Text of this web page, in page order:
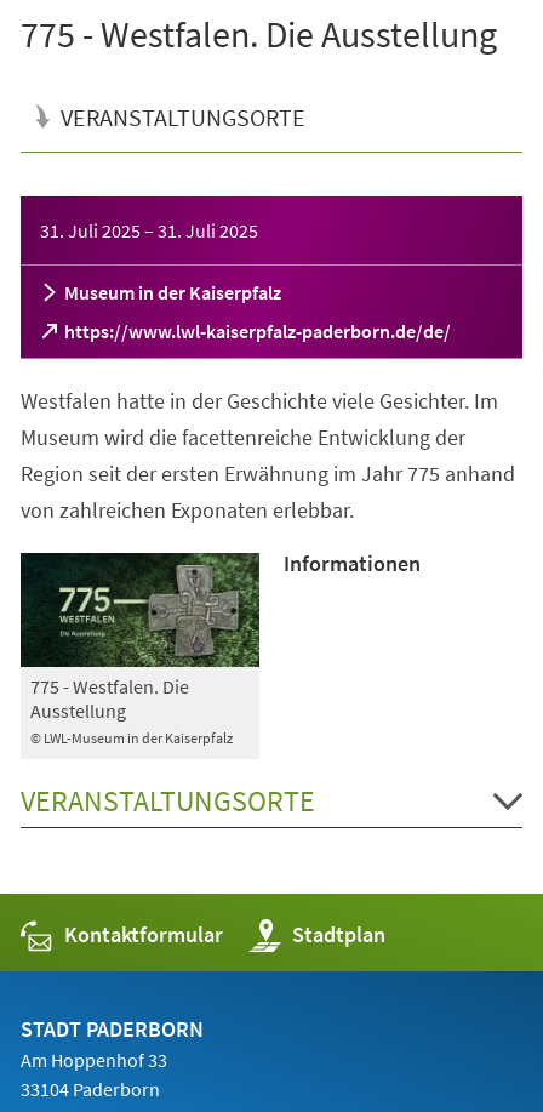
775 - Westfalen. Die Ausstellung
VERANSTALTUNGSORTE
31. Juli 2025– 31. Juli 2025
Museum in der Kaiserpfalz
https://www.lwl-kaiserpfalz-paderborn.de/de/
(Öffnet
in
neuen
Westfalen hatte in der Geschichte viele Gesichter. Im
Museum wird die facettenreiche Entwicklung der
Region seit der ersten Erwähnung im Jahr 775 anhand
von zahlreichen Exponaten erlebbar.
© LWL-Museum in der Kaiserpfalz
775 - Westfalen. Die
Ausstellung
Informationen
VERANSTALTUNGSORTE
Kontaktformular Stadtplan
(Öffnet
in
einem
STADT PADERBORN
Am Hoppenhof 33
33104 Paderborn